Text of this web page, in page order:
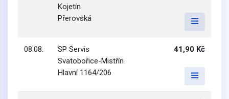
Kojetín
Přerovská
08.08.
SP Servis
Svatobořice-Mistřín
Hlavní 1164/206
41,90 Kč